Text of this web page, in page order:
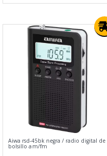
Aiwa rsd-45bk negra / radio digital de
bolsillo am/fm